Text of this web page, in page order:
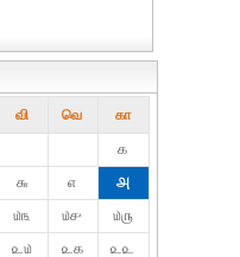
வி வெ கா
௧
௬ ௭
௮
௰௩ ௰௪
௰௫
௨௰ ௨௧
௨௨